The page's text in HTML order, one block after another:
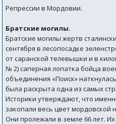
Репрессии в Мордовии.
Братские могилы.
Братские могилы жертв
сентября в лесопосадке
от саранской телевышки и в
№ 2) саперная лопатка бойца
объединения «Поиск»
была раскрыта одна из самых
Историки утверждают, что
закопали весь цвет мордовской
Они пролежали в земле 66 лет.